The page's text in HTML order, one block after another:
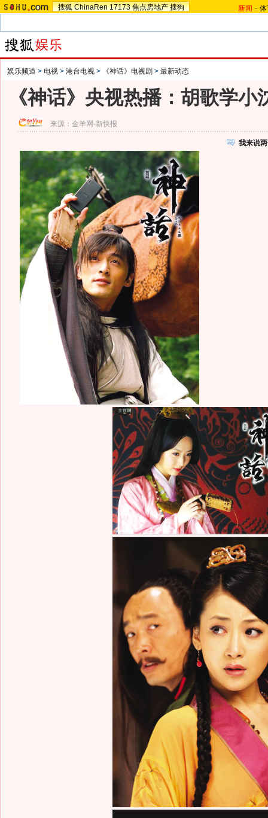
搜狐 ChinaRen 17173 焦点房地产 搜狗 新闻 -
娱乐频道 > 电视 > 港台电视 > 《神话》电视剧 > 最新动态
《神话》央视热播：胡歌学小
来源： 金羊网-新快报
我来说